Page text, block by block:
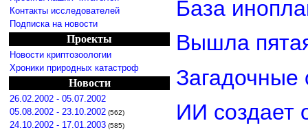
Контакты исследователей
Подписка на новости
Проекты
Новости криптозоологии
Хроники природных катастроф
Новости
26.02.2002 - 05.07.2002
05.08.2002 - 23.10.2002 (562)
24.10.2002 - 17.01.2003 (585)
База
Вышла
ИИ создает